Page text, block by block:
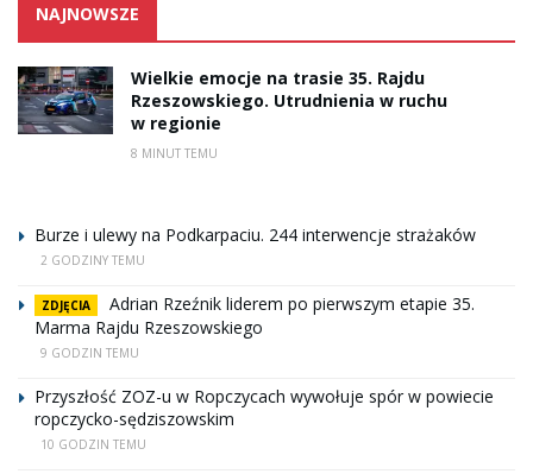
NAJNOWSZE
Wielkie emocje na trasie 35. Rajdu
Rzeszowskiego. Utrudnienia w ruchu
w regionie
8 MINUT TEMU
Burze i ulewy na Podkarpaciu. 244 interwencje strażaków
2 GODZINY TEMU
ZDJĘCIA
Adrian Rzeźnik liderem po pierwszym etapie 35.
Marma Rajdu Rzeszowskiego
9 GODZIN TEMU
Przyszłość ZOZ-u w Ropczycach wywołuje spór w powiecie
ropczycko-sędziszowskim
10 GODZIN TEMU